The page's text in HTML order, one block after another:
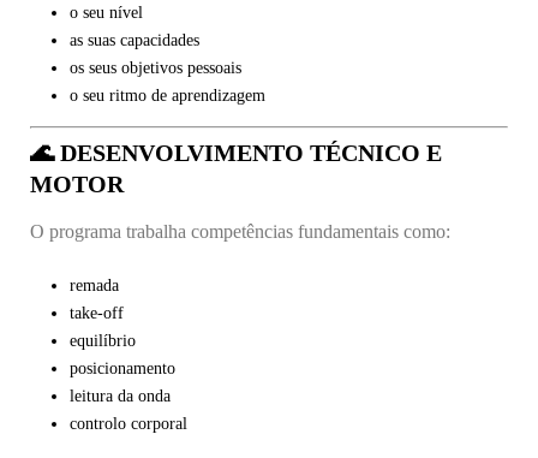
o seu nível
as suas capacidades
os seus objetivos pessoais
o seu ritmo de aprendizagem
🌊 DESENVOLVIMENTO TÉCNICO E
MOTOR
O programa trabalha competências fundamentais como:
remada
take-off
equilíbrio
posicionamento
leitura da onda
controlo corporal